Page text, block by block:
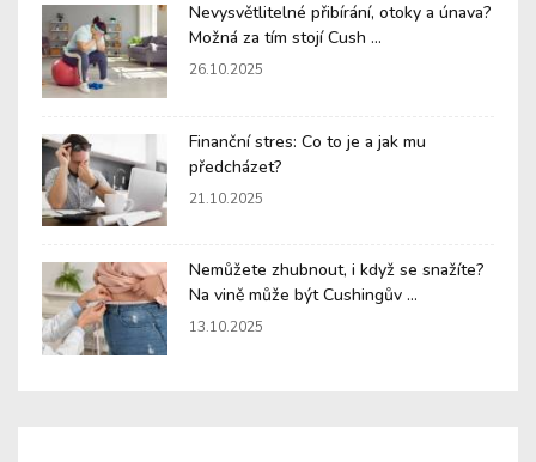
Nevysvětlitelné přibírání, otoky a únava?
Možná za tím stojí Cush ...
26.10.2025
Finanční stres: Co to je a jak mu
předcházet?
21.10.2025
Nemůžete zhubnout, i když se snažíte?
Na vině může být Cushingův ...
13.10.2025